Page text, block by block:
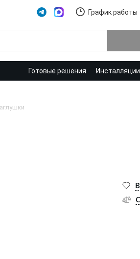
График работы
Готовые решения